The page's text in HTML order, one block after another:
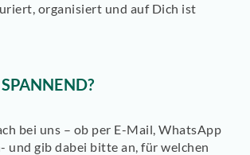
organisiert und auf Dich ist
bei uns – ob per E-Mail, WhatsApp
und gib dabei bitte an, für welchen